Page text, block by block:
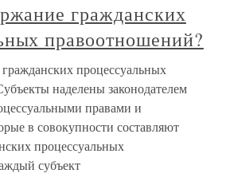
гражданских
правоотношений?
процессуальных
наделены законодателем
правами и
в совокупности составляют
процессуальных
субъект